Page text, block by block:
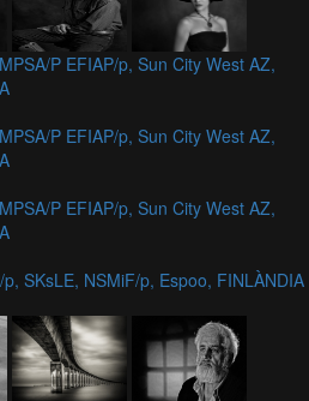
P EFIAP/p, Sun City West AZ,
P EFIAP/p, Sun City West AZ,
P EFIAP/p, Sun City West AZ,
p, SKsLE, NSMiF/p, Espoo, FINLÀNDIA